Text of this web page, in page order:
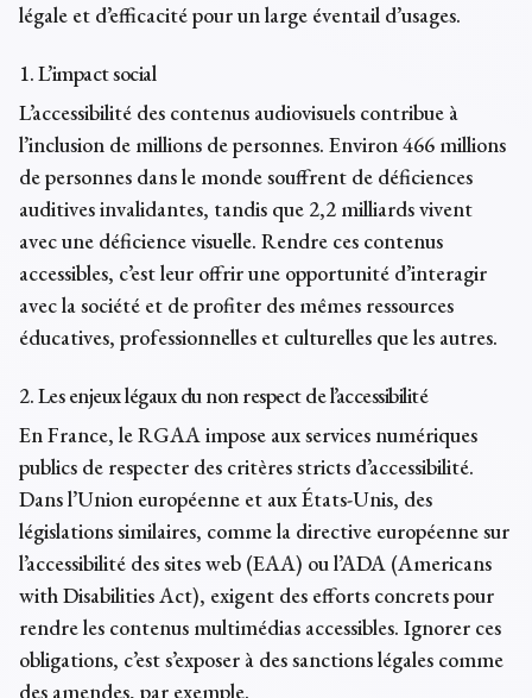
légale et d’efficacité pour un large éventail d’usages.
1. L’impact social
L’accessibilité des contenus audiovisuels contribue à
l’inclusion de millions de personnes. Environ 466 millions
de personnes dans le monde souffrent de déficiences
auditives invalidantes, tandis que 2,2 milliards vivent
avec une déficience visuelle. Rendre ces contenus
accessibles, c’est leur offrir une opportunité d’interagir
avec la société et de profiter des mêmes ressources
éducatives, professionnelles et culturelles que les autres.
2. Les enjeux légaux du non respect de l’accessibilité
En France, le RGAA impose aux services numériques
publics de respecter des critères stricts d’accessibilité.
Dans l’Union européenne et aux États-Unis, des
législations similaires, comme la directive européenne sur
l’accessibilité des sites web (EAA) ou l’ADA (Americans
with Disabilities Act), exigent des efforts concrets pour
rendre les contenus multimédias accessibles. Ignorer ces
obligations, c’est s’exposer à des sanctions légales comme
des amendes, par exemple.